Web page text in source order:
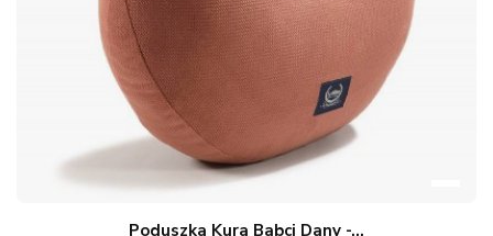
Poduszka Kura Babci Dany -...